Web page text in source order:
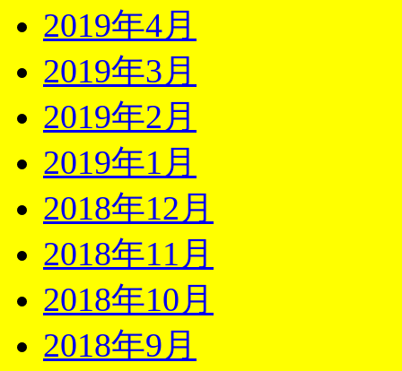
2019年4月
2019年3月
2019年2月
2019年1月
2018年12月
2018年11月
2018年10月
2018年9月